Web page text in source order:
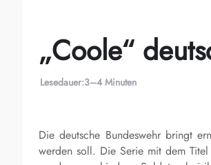
„Coole“
Lesedauer:3–4 Minuten
Die deutsche Bundeswehr bringt
werden soll. Die Serie mit dem